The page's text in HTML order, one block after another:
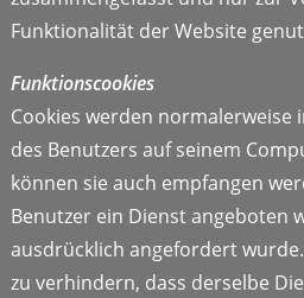
Funktionalität der Website
Funktionscookies
Cookies werden normalerweise
des Benutzers auf seinem
können sie auch empfangen
Benutzer ein Dienst angeboten
ausdrücklich angefordert
zu verhindern, dass derselbe